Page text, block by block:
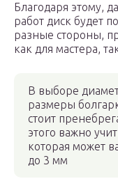
Благодаря этому,
работ диск будет
разные стороны,
как для мастера,
В выборе
размеры
стоит
этого важно
которая может
до 3 мм